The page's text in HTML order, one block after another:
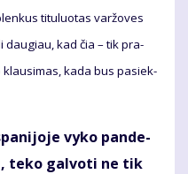
ti­tu­luo­tas var­žo­ves
dau­giau, kad čia – tik pra­
klau­si­mas, ka­da bus pa­siek­
vy­ko pan­de­
te­ko gal­vo­ti ne tik